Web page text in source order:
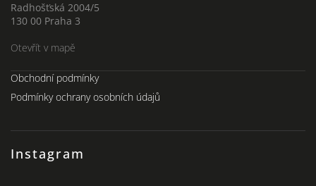
Radhošťská 2004/5
130 00 Praha 3
Otevřít v mapě
Instagram
Obchodní podmínky
Podmínky ochrany osobních údajů